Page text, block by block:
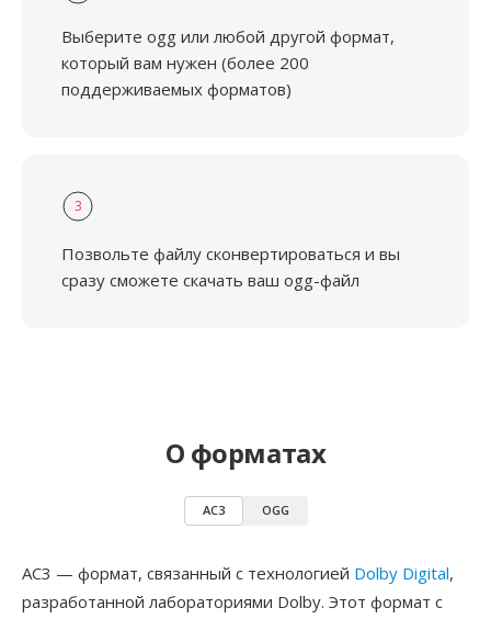
Выберите ogg или любой другой формат,
который вам нужен (более 200
поддерживаемых форматов)
3
Позвольте файлу сконвертироваться и вы
сразу сможете скачать ваш ogg-файл
О форматах
AC3 OGG
AC3 — формат, связанный с технологией Dolby Digital,
разработанной лабораториями Dolby. Этот формат с